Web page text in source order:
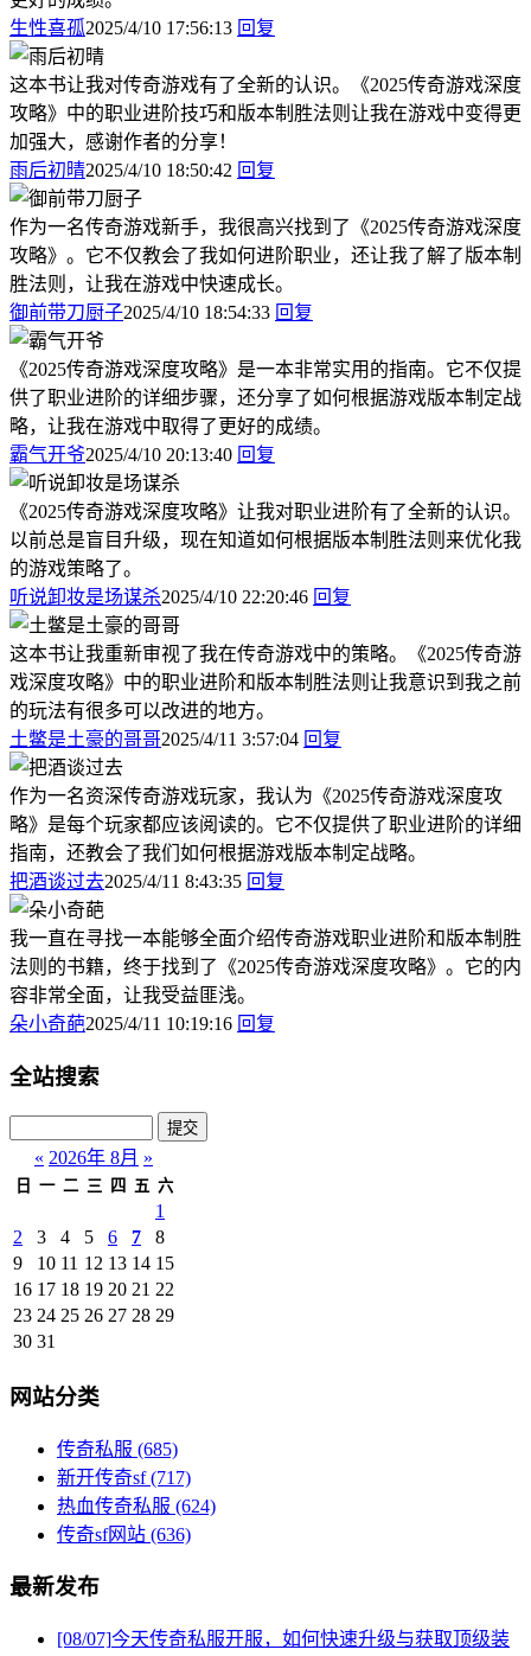
生性喜孤2025/4/10 17:56:13 回复
这本书让我对传奇游戏有了全新的认识。《2025传奇游戏深度
攻略》中的职业进阶技巧和版本制胜法则让我在游戏中变得更
加强大，感谢作者的分享！
雨后初晴2025/4/10 18:50:42 回复
作为一名传奇游戏新手，我很高兴找到了《2025传奇游戏深度
攻略》。它不仅教会了我如何进阶职业，还让我了解了版本制
胜法则，让我在游戏中快速成长。
御前带刀厨子2025/4/10 18:54:33 回复
《2025传奇游戏深度攻略》是一本非常实用的指南。它不仅提
供了职业进阶的详细步骤，还分享了如何根据游戏版本制定战
略，让我在游戏中取得了更好的成绩。
霸气开爷2025/4/10 20:13:40 回复
《2025传奇游戏深度攻略》让我对职业进阶有了全新的认识。
以前总是盲目升级，现在知道如何根据版本制胜法则来优化我
的游戏策略了。
听说卸妆是场谋杀2025/4/10 22:20:46 回复
这本书让我重新审视了我在传奇游戏中的策略。《2025传奇游
戏深度攻略》中的职业进阶和版本制胜法则让我意识到我之前
的玩法有很多可以改进的地方。
土鳖是土豪的哥哥2025/4/11 3:57:04 回复
作为一名资深传奇游戏玩家，我认为《2025传奇游戏深度攻
略》是每个玩家都应该阅读的。它不仅提供了职业进阶的详细
指南，还教会了我们如何根据游戏版本制定战略。
把酒谈过去2025/4/11 8:43:35 回复
我一直在寻找一本能够全面介绍传奇游戏职业进阶和版本制胜
法则的书籍，终于找到了《2025传奇游戏深度攻略》。它的内
容非常全面，让我受益匪浅。
朵小奇葩2025/4/11 10:19:16 回复
全站搜索
« 2026年 8月 »
日 一 二 三 四 五 六
1
2
3 4 5 6 7
8
9
10 11 12 13 14 15
16 17 18 19 20 21 22
23 24 25 26 27 28 29
30 31
网站分类
传奇私服 (685)
新开传奇sf(717)
热血传奇私服 (624)
传奇sf网站 (636)
最新发布
[08/07]今天传奇私服开服，如何快速升级与获取顶级装